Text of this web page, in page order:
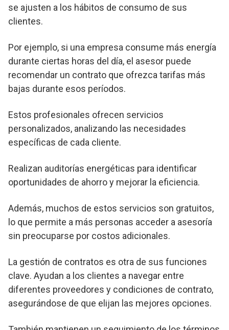
se ajusten a los hábitos de consumo de sus
clientes.
Por ejemplo, si una empresa consume más energía
durante ciertas horas del día, el asesor puede
recomendar un contrato que ofrezca tarifas más
bajas durante esos períodos.
Estos profesionales ofrecen servicios
personalizados, analizando las necesidades
específicas de cada cliente.
Realizan auditorías energéticas para identificar
oportunidades de ahorro y mejorar la eficiencia.
Además, muchos de estos servicios son gratuitos,
lo que permite a más personas acceder a asesoría
sin preocuparse por costos adicionales.
La gestión de contratos es otra de sus funciones
clave. Ayudan a los clientes a navegar entre
diferentes proveedores y condiciones de contrato,
asegurándose de que elijan las mejores opciones.